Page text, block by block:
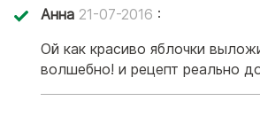
Анна 21-07-2016 :
Ой как красиво яблочки
волшебно! и рецепт реально